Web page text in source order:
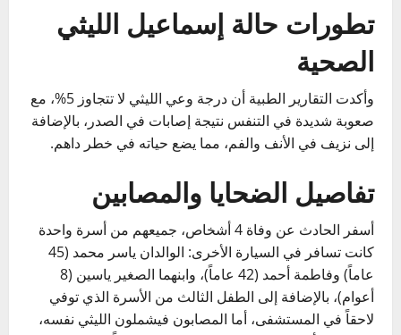
تطورات حالة إسماعيل الليثي
الصحية
وأكدت التقارير الطبية أن درجة وعي الليثي لا تتجاوز 5%، مع
صعوبة شديدة في التنفس نتيجة إصابات في الصدر، بالإضافة
إلى نزيف في الأنف والفم، مما يضع حياته في خطر داهم.
تفاصيل الضحايا والمصابين
أسفر الحادث عن وفاة 4 أشخاص، جميعهم من أسرة واحدة
كانت تسافر في السيارة الأخرى: الوالدان ياسر محمد (45
عاماً) وفاطمة أحمد (42 عاماً)، وابنهما الصغير ياسين (8
أعوام)، بالإضافة إلى الطفل الثالث من الأسرة الذي توفي
لاحقاً في المستشفى، أما المصابون فيشملون الليثي نفسه،